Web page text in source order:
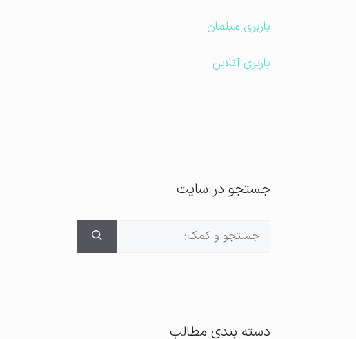
باربری مبلمان
باربری آنلاین
جستجو در سایت
جستجوی
دسته بندی مطالب